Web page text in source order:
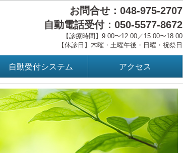
お問合せ：048-975-2707
自動電話受付：050-5577-8672
【診療時間】9:00〜12:00／15:00〜18:00
【休診日】木曜・土曜午後・日曜・祝祭日
自動受付システム アクセス